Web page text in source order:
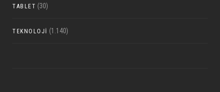
TABLET (30)
TEKNOLOJI (1.140)